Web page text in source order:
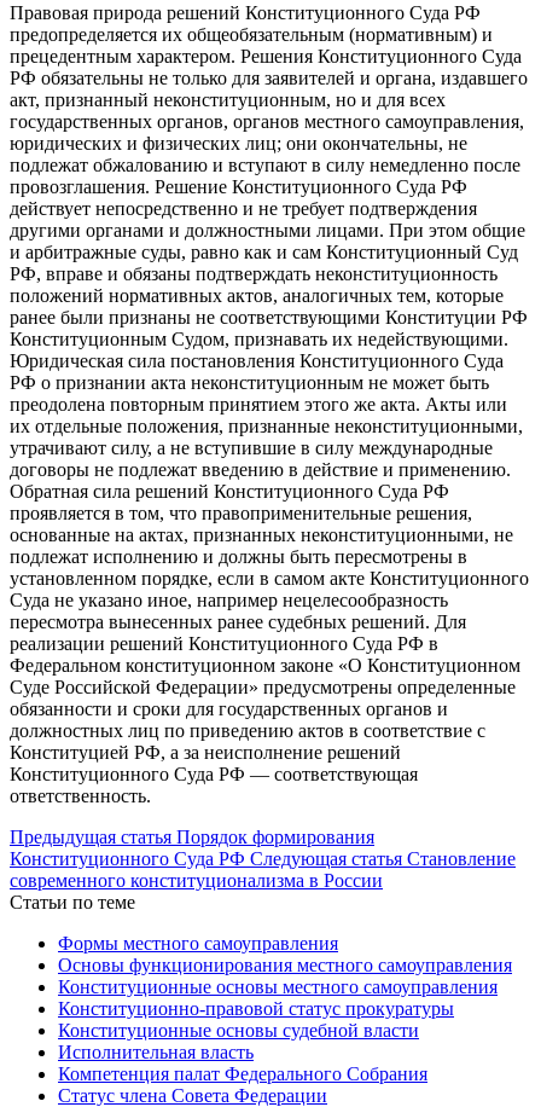
Правовая природа решений Конституционного Суда РФ
предопределяется их общеобязательным (нормативным) и
прецедентным характером. Решения Конституционного Суда
РФ обязательны не только для заявителей и органа, издавшего
акт, признанный неконституционным, но и для всех
государственных органов, органов местного самоуправления,
юридических и физических лиц; они окончательны, не
подлежат обжалованию и вступают в силу немедленно после
провозглашения. Решение Конституционного Суда РФ
действует непосредственно и не требует подтверждения
другими органами и должностными лицами. При этом общие
и арбитражные суды, равно как и сам Конституционный Суд
РФ, вправе и обязаны подтверждать неконституционность
положений нормативных актов, аналогичных тем, которые
ранее были признаны не соответствующими Конституции РФ
Конституционным Судом, признавать их недействующими.
Юридическая сила постановления Конституционного Суда
РФ о признании акта неконституционным не может быть
преодолена повторным принятием этого же акта. Акты или
их отдельные положения, признанные неконституционными,
утрачивают силу, а не вступившие в силу международные
договоры не подлежат введению в действие и применению.
Обратная сила решений Конституционного Суда РФ
проявляется в том, что правоприменительные решения,
основанные на актах, признанных неконституционными, не
подлежат исполнению и должны быть пересмотрены в
установленном порядке, если в самом акте Конституционного
Суда не указано иное, например нецелесообразность
пересмотра вынесенных ранее судебных решений. Для
реализации решений Конституционного Суда РФ в
Федеральном конституционном законе «О Конституционном
Суде Российской Федерации» предусмотрены определенные
обязанности и сроки для государственных органов и
должностных лиц по приведению актов в соответствие с
Конституцией РФ, а за неисполнение решений
Конституционного Суда РФ — соответствующая
ответственность.
Предыдущая статья Порядок формирования
Конституционного Суда РФ Следующая статья Становление
современного конституционализма в России
Статьи по теме
Формы местного самоуправления
Основы функционирования местного самоуправления
Конституционные основы местного самоуправления
Конституционно-правовой статус прокуратуры
Конституционные основы судебной власти
Исполнительная власть
Компетенция палат Федерального Собрания
Статус члена Совета Федерации